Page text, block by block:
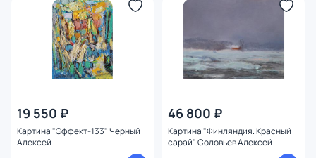
19 550 ₽
Картина "Эффект-133" Черный
Алексей
46 800 ₽
Картина "Финляндия. Красный
сарай" Соловьев Алексей